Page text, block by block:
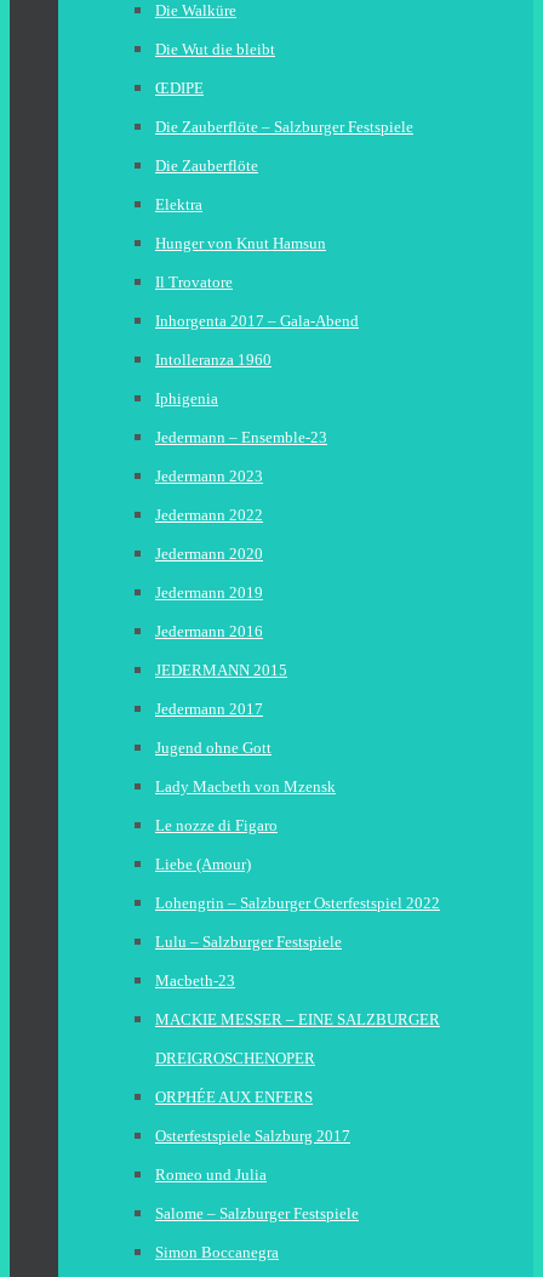
Die Walküre
Die Wut die bleibt
ŒDIPE
Die Zauberflöte – Salzburger Festspiele
Die Zauberflöte
Elektra
Hunger von Knut Hamsun
Il Trovatore
Inhorgenta 2017 – Gala-Abend
Intolleranza 1960
Iphigenia
Jedermann – Ensemble-23
Jedermann 2023
Jedermann 2022
Jedermann 2020
Jedermann 2019
Jedermann 2016
JEDERMANN 2015
Jedermann 2017
Jugend ohne Gott
Lady Macbeth von Mzensk
Le nozze di Figaro
Liebe (Amour)
Lohengrin – Salzburger Osterfestspiel 2022
Lulu – Salzburger Festspiele
Macbeth-23
MACKIE MESSER – EINE SALZBURGER
DREIGROSCHENOPER
ORPHÉE AUX ENFERS
Osterfestspiele Salzburg 2017
Romeo und Julia
Salome – Salzburger Festspiele
Simon Boccanegra